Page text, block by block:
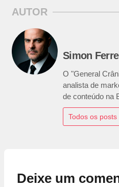
AUTOR
Simon
O "General
analista de
de conteúdo na
Todos os posts
Deixe um